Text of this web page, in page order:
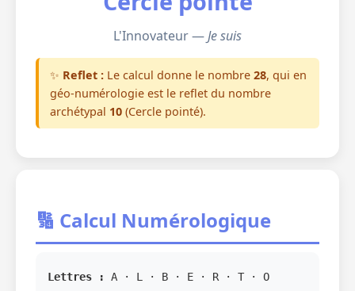
L'Innovateur —Je suis
✨ Reflet : Le calcul donne le nombre 28, qui en
géo-numérologie est le reflet du nombre
archétypal 10 (Cercle pointé).
🔢 Calcul Numérologique
Lettres :
A · L · B · E · R · T · O